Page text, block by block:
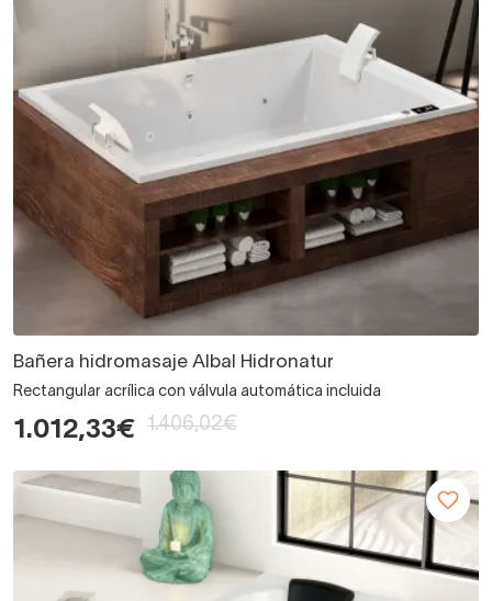
Bañera hidromasaje Albal Hidronatur
Rectangular acrílica con válvula automática incluida
1.012,33€ 1.406,02€